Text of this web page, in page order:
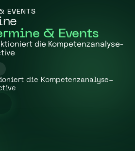
EVENTS
& Events
die Kompetenzanalyse-